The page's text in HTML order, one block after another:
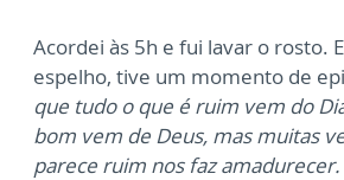
Acordei às 5h e fui lavar o rosto.
espelho, tive um momento de
que tudo o que é ruim vem do
bom vem de Deus, mas muitas
parece ruim nos faz amadurecer.